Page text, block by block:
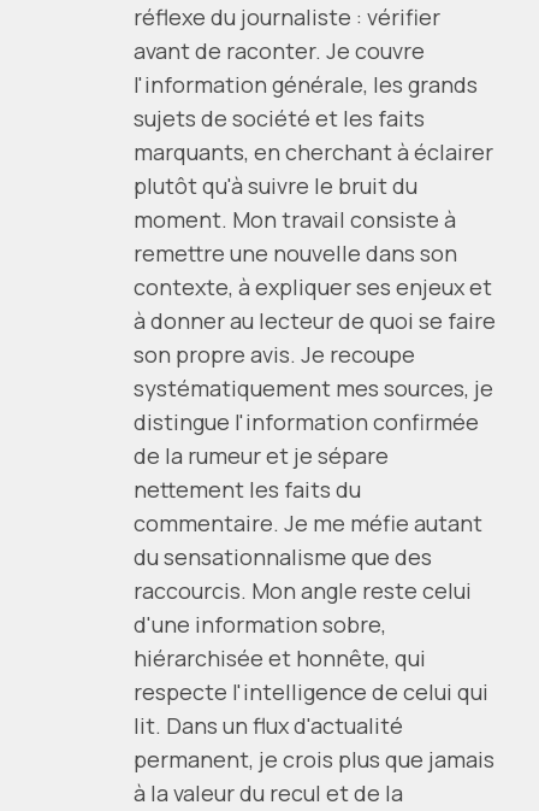
réflexe du journaliste : vérifier
avant de raconter. Je couvre
l'information générale, les grands
sujets de société et les faits
marquants, en cherchant à éclairer
plutôt qu'à suivre le bruit du
moment. Mon travail consiste à
remettre une nouvelle dans son
contexte, à expliquer ses enjeux et
à donner au lecteur de quoi se faire
son propre avis. Je recoupe
systématiquement mes sources, je
distingue l'information confirmée
de la rumeur et je sépare
nettement les faits du
commentaire. Je me méfie autant
du sensationnalisme que des
raccourcis. Mon angle reste celui
d'une information sobre,
hiérarchisée et honnête, qui
respecte l'intelligence de celui qui
lit. Dans un flux d'actualité
permanent, je crois plus que jamais
à la valeur du recul et de la